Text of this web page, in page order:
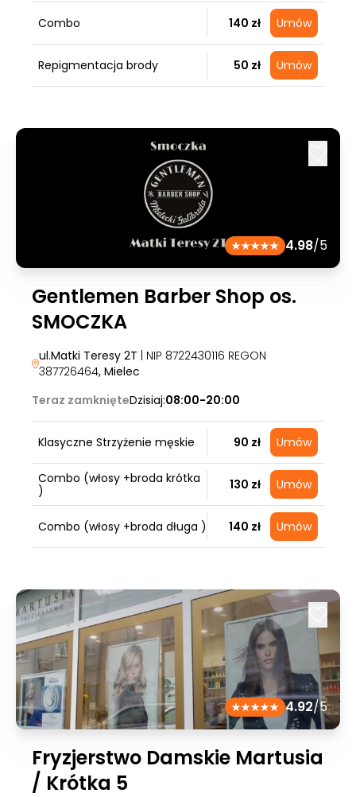
Combo 140 zł Umów
Repigmentacja brody 50 zł Umów
4.98/5
Gentlemen Barber Shop os.
SMOCZKA
ul.Matki Teresy 2T | NIP 8722430116 REGON
387726464, Mielec
Teraz zamknięteDzisiaj:08:00-20:00
Klasyczne Strzyżenie męskie 90 zł Umów
Combo (włosy +broda krótka
)
130 zł Umów
Combo (włosy +broda długa ) 140 zł Umów
4.92/5
Fryzjerstwo Damskie Martusia
/ Krótka 5